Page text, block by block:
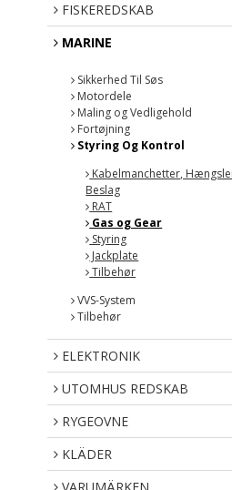
FISKEREDSKAB
MARINE
Sikkerhed Til Søs
Motordele
Maling og Vedligehold
Fortøjning
Styring Og Kontrol
Kabelmanchetter,
Beslag
RAT
Gas og Gear
Styring
Jackplate
Tilbehør
VVS-System
Tilbehør
ELEKTRONIK
UTOMHUS REDSKAB
RYGEOVNE
KLÄDER